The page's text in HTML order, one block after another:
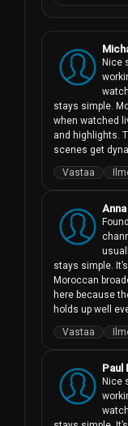
Nice
stays simple.
when watched
and highlights.
scenes get
Vastaa
Anna
stays simple.
Moroccan
here because
holds up well
Vastaa
Paul
Nice